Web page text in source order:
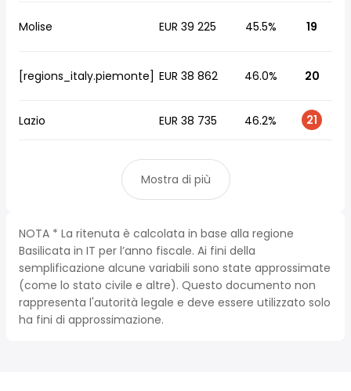
Molise EUR 39 225 45.5% 19
[regions_italy.piemonte] EUR 38 862 46.0% 20
Lazio EUR 38 735 46.2% 21
Mostra di più
NOTA * La ritenuta è calcolata in base alla regione
Basilicata in IT per l’anno fiscale. Ai fini della
semplificazione alcune variabili sono state approssimate
(come lo stato civile e altre). Questo documento non
rappresenta l'autorità legale e deve essere utilizzato solo
ha fini di approssimazione.